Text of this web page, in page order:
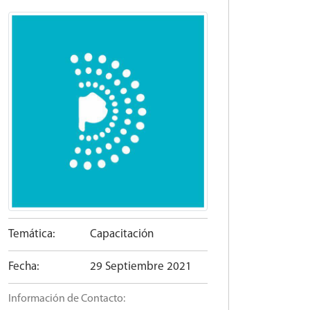
Temática: Capacitación
Fecha: 29 Septiembre 2021
Información de Contacto: